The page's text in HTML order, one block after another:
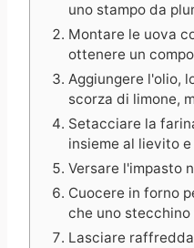
uno stampo da
Montare le uova
ottenere un
Aggiungere l'olio,
scorza di limone,
Setacciare la
insieme al lievito
Versare l'impasto
Cuocere in forno
che uno stecchino
Lasciare